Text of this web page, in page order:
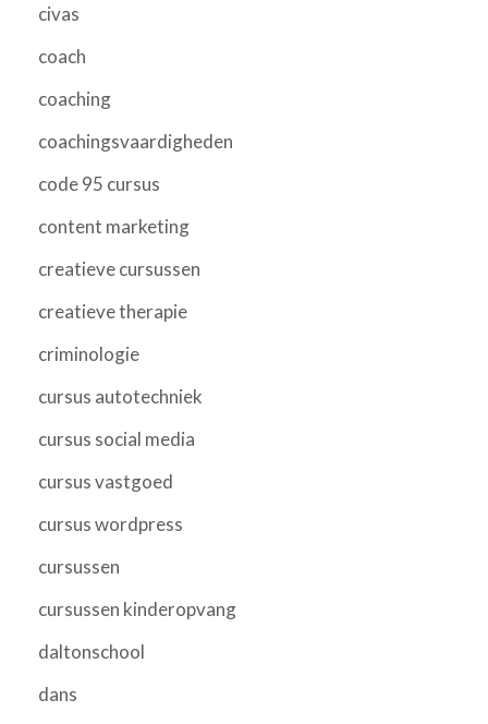
civas
coach
coaching
coachingsvaardigheden
code 95 cursus
content marketing
creatieve cursussen
creatieve therapie
criminologie
cursus autotechniek
cursus social media
cursus vastgoed
cursus wordpress
cursussen
cursussen kinderopvang
daltonschool
dans